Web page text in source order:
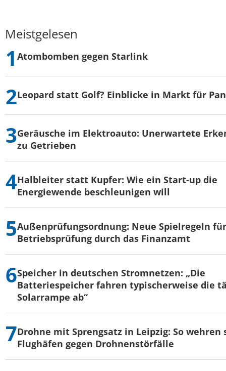
Meistgelesen
Atombomben gegen Starlink
Leopard statt Golf? Einblicke in Markt für
Geräusche im Elektroauto: Unerwartete
zu Getrieben
Halbleiter statt Kupfer: Wie ein Start-up die
Energiewende beschleunigen will
Außenprüfungsordnung: Neue Spielregeln
Betriebsprüfung durch das Finanzamt
Speicher in deutschen Stromnetzen: „Die
Batteriespeicher fahren typischerweise die
Solarrampe ab“
Drohne mit Sprengsatz in Leipzig: So wehren
Flughäfen gegen Drohnenstörfälle